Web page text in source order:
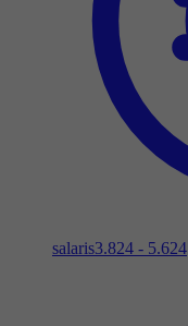
salaris3.824 - 5.624